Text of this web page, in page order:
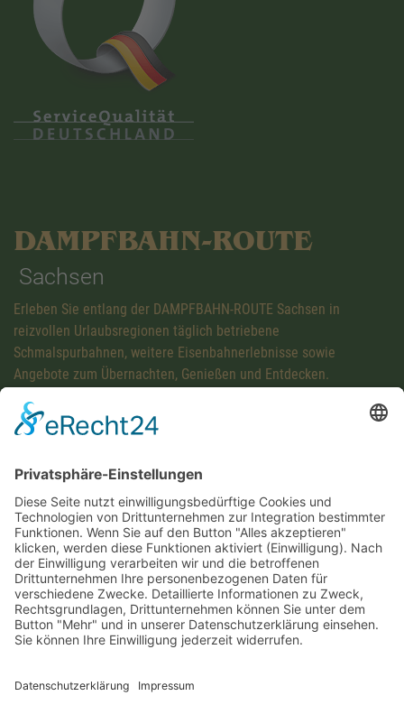
DAMPFBAHN-ROUTE
Sachsen
Erleben Sie entlang der DAMPFBAHN-ROUTE Sachsen in
reizvollen Urlaubsregionen täglich betriebene
Schmalspurbahnen, weitere Eisenbahnerlebnisse sowie
Angebote zum Übernachten, Genießen und Entdecken.